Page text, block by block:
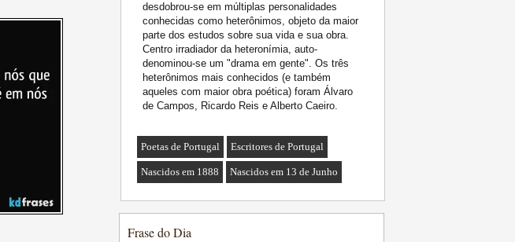
desdobrou-se em múltiplas personalidades
conhecidas como heterônimos, objeto da maior
parte dos estudos sobre sua vida e sua obra.
Centro irradiador da heteronímia, auto-
denominou-se um "drama em gente". Os três
heterônimos mais conhecidos (e também
aqueles com maior obra poética) foram Álvaro
de Campos, Ricardo Reis e Alberto Caeiro.
Poetas de Portugal Escritores de Portugal
Nascidos em 1888 Nascidos em 13 de Junho
Frase do Dia